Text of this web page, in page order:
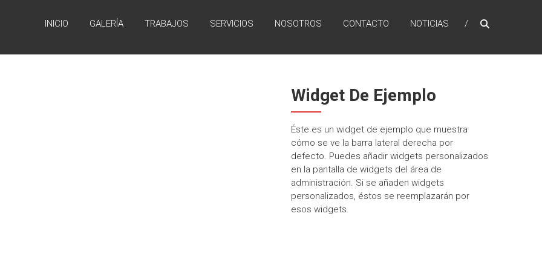
INICIO GALERÍA TRABAJOS SERVICIOS NOSOTROS CONTACTO NOTICIAS
Widget De Ejemplo
Éste es un widget de ejemplo que muestra
cómo se ve la barra lateral derecha por
defecto. Puedes añadir widgets personalizados
en la pantalla de widgets del área de
administración. Si se añaden widgets
personalizados, éstos se reemplazarán por
esos widgets.